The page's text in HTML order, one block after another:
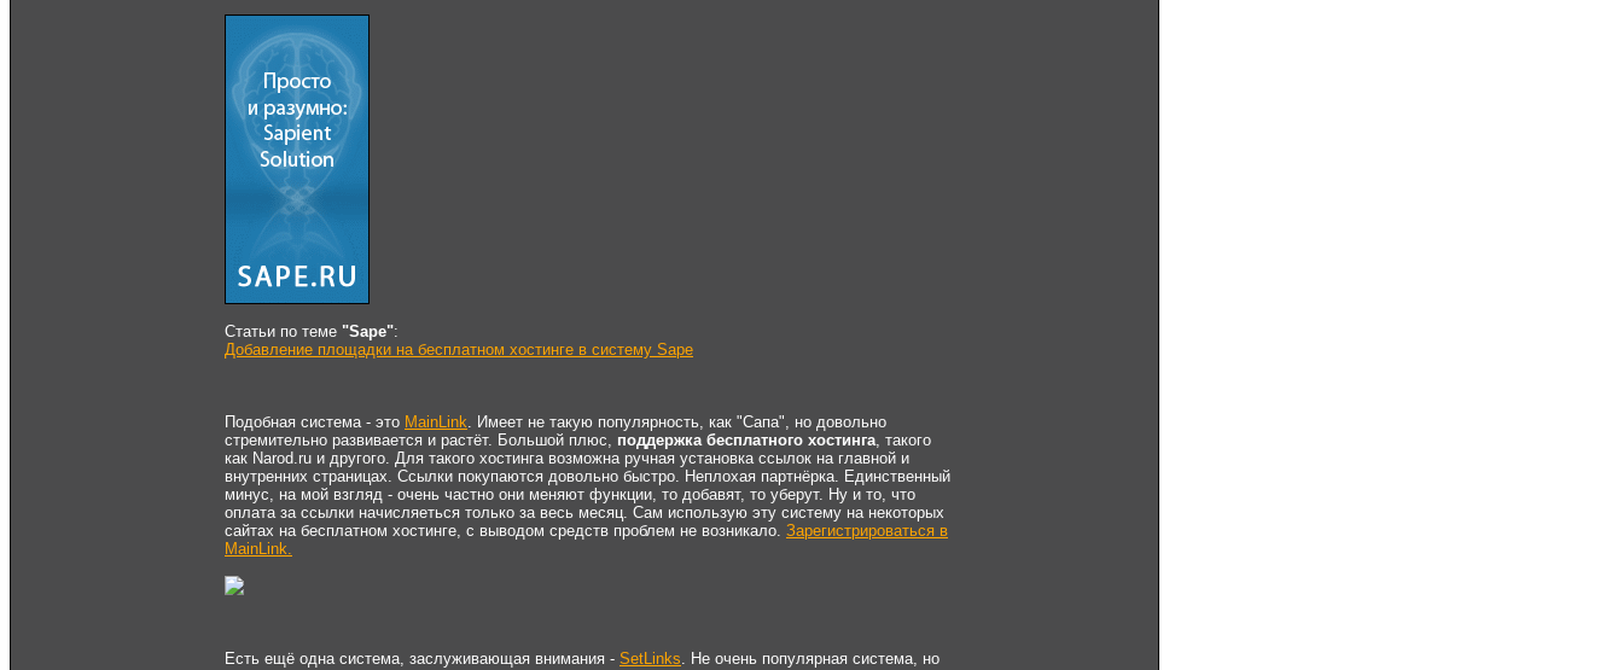
Статьи по теме "Sape":
Добавление площадки на бесплатном хостинге в систему Sape
Подобная система - это MainLink. Имеет не такую популярность, как "Сапа", но довольно
стремительно развивается и растёт. Большой плюс, поддержка бесплатного хостинга, такого
как Narod.ru и другого. Для такого хостинга возможна ручная установка ссылок на главной и
внутренних страницах. Ссылки покупаются довольно быстро. Неплохая партнёрка. Единственный
минус, на мой взгляд - очень частно они меняют функции, то добавят, то уберут. Ну и то, что
оплата за ссылки начисляеться только за весь месяц. Сам использую эту систему на некоторых
сайтах на бесплатном хостинге, с выводом средств проблем не возникало. Зарегистрироваться в
MainLink.
Есть ещё одна система, заслуживающая внимания - SetLinks. Не очень популярная система, но